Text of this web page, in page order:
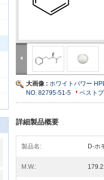
大画像 : ホワイトパワー
NO. 82795-51-5
ベスト
詳細製品概要
製品名: D-ホ
M.W.: